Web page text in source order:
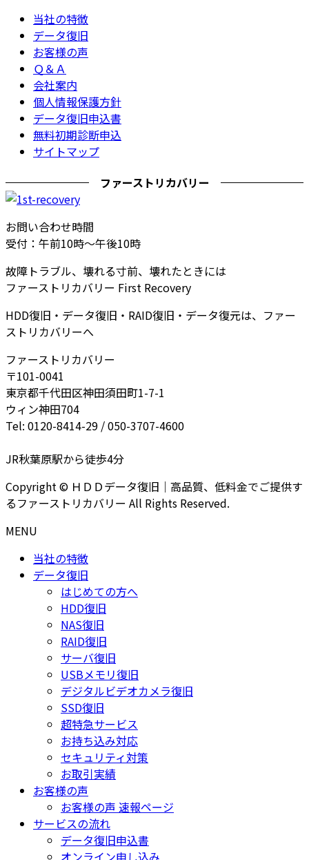
当社の特徴
データ復旧
お客様の声
Ｑ＆Ａ
会社案内
個人情報保護方針
データ復旧申込書
無料初期診断申込
サイトマップ
ファーストリカバリー
お問い合わせ時間
受付：午前10時～午後10時
故障トラブル、壊れる寸前、壊れたときには
ファーストリカバリー First Recovery
HDD復旧・データ復旧・RAID復旧・データ復元は、ファー
ストリカバリーへ
ファーストリカバリー
〒101-0041
東京都千代田区神田須田町1-7-1
ウィン神田704
Tel: 0120-8414-29 / 050-3707-4600
JR秋葉原駅から徒歩4分
Copyright © ＨＤＤデータ復旧｜高品質、低料金でご提供す
るファーストリカバリー All Rights Reserved.
MENU
当社の特徴
データ復旧
はじめての方へ
HDD復旧
NAS復旧
RAID復旧
サーバ復旧
USBメモリ復旧
デジタルビデオカメラ復旧
SSD復旧
超特急サービス
お持ち込み対応
セキュリティ対策
お取引実績
お客様の声
お客様の声 速報ページ
サービスの流れ
データ復旧申込書
オンライン申し込み